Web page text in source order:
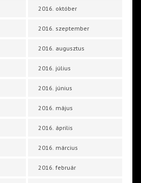
2016. október
2016. szeptember
2016. augusztus
2016. július
2016. június
2016. május
2016. április
2016. március
2016. február